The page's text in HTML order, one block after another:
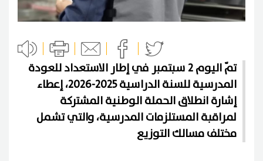
تمّ اليوم 2 سبتمبر في إطار الاستعداد للعودة
المدرسية للسنة الدراسية 2025-2026، إعطاء
إشارة انطلاق الحملة الوطنية المشتركة
لمراقبة المستلزمات المدرسية، والتي تشمل
مختلف مسالك التوزيع